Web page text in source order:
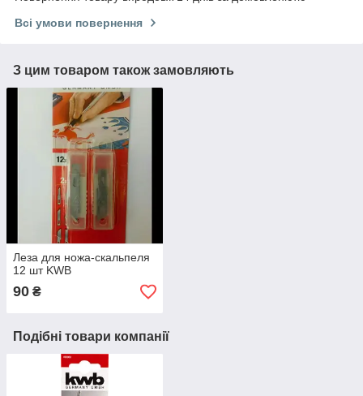
Всі умови повернення
З цим товаром також замовляють
Леза для ножа-скальпеля
12 шт KWB
90 ₴
Подібні товари компанії